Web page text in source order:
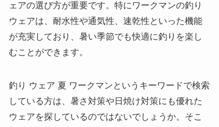
ェアの選び方が重要です。特にワークマンの釣り
ウェアは、耐水性や通気性、速乾性といった機能
が充実しており、暑い季節でも快適に釣りを楽し
むことができます。
釣り ウェア 夏 ワークマンというキーワードで検索
している方は、暑さ対策や日焼け対策にも優れた
ウェアを探しているのではないでしょうか。そこ